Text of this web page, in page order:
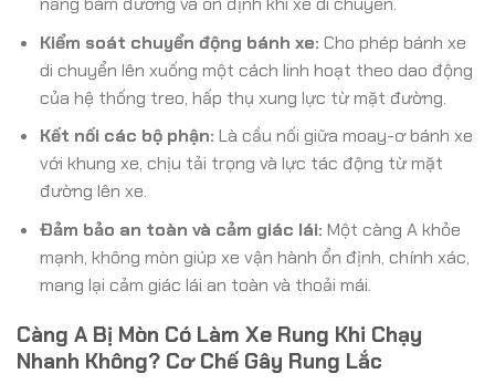
Kiểm soát chuyển động bánh xe: Cho phép bánh xe
di chuyển lên xuống một cách linh hoạt theo dao động
của hệ thống treo, hấp thụ xung lực từ mặt đường.
Kết nối các bộ phận: Là cầu nối giữa moay-ơ bánh xe
với khung xe, chịu tải trọng và lực tác động từ mặt
đường lên xe.
Đảm bảo an toàn và cảm giác lái: Một càng A khỏe
mạnh, không mòn giúp xe vận hành ổn định, chính xác,
mang lại cảm giác lái an toàn và thoải mái.
Càng A Bị Mòn Có Làm Xe Rung Khi Chạy
Nhanh Không? Cơ Chế Gây Rung Lắc